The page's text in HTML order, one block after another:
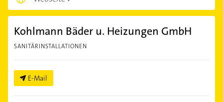
Kohlmann Bäder u. Heizungen GmbH
SANITÄRINSTALLATIONEN
E-Mail